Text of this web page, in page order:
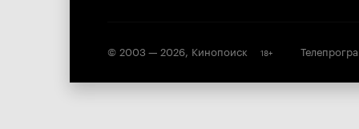
© 2003 — 2026, Кинопоиск 18+